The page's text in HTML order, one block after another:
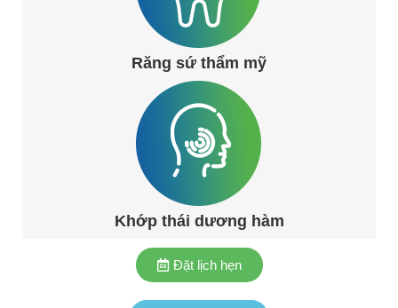
Răng sứ thẩm mỹ
Khớp thái dương hàm
Đặt lịch hẹn